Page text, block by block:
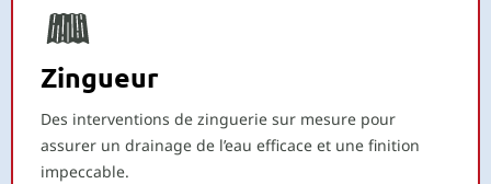
Zingueur
Des interventions de zinguerie sur mesure pour
assurer un drainage de l’eau efficace et une finition
impeccable.